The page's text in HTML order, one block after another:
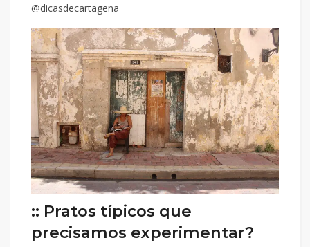
@dicasdecartagena
:: Pratos típicos que
precisamos experimentar?